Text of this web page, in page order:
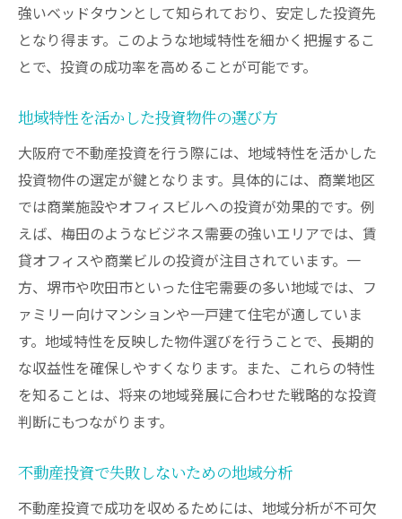
強いベッドタウンとして知られており、安定した投資先
となり得ます。このような地域特性を細かく把握するこ
とで、投資の成功率を高めることが可能です。
地域特性を活かした投資物件の選び方
大阪府で不動産投資を行う際には、地域特性を活かした
投資物件の選定が鍵となります。具体的には、商業地区
では商業施設やオフィスビルへの投資が効果的です。例
えば、梅田のようなビジネス需要の強いエリアでは、賃
貸オフィスや商業ビルの投資が注目されています。一
方、堺市や吹田市といった住宅需要の多い地域では、フ
ァミリー向けマンションや一戸建て住宅が適していま
す。地域特性を反映した物件選びを行うことで、長期的
な収益性を確保しやすくなります。また、これらの特性
を知ることは、将来の地域発展に合わせた戦略的な投資
判断にもつながります。
不動産投資で失敗しないための地域分析
不動産投資で成功を収めるためには、地域分析が不可欠